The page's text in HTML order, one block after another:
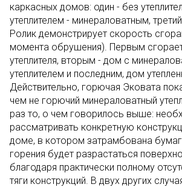
каркасных домов: один - без
утеплителем - минераловатным,
Ролик демонстрирует скорость
момента обрушения). Первым
утеплителя, вторым - дом с
утеплителем и последним, дом
Действительно, горючая Эковата
чем не горючий минераловатный
раз то, о чем говорилось выше:
рассматривать конкретную
доме, в котором затрамбована
горения будет разрастаться
благодаря практически полному
тяги конструкций. В двух других